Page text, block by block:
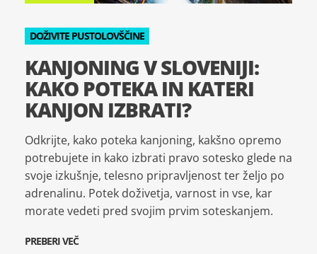
DOŽIVITE PUSTOLOVŠČINE
KANJONING V SLOVENIJI:
KAKO POTEKA IN KATERI
KANJON IZBRATI?
Odkrijte, kako poteka kanjoning, kakšno opremo
potrebujete in kako izbrati pravo sotesko glede na
svoje izkušnje, telesno pripravljenost ter željo po
adrenalinu. Potek doživetja, varnost in vse, kar
morate vedeti pred svojim prvim soteskanjem.
PREBERI VEČ